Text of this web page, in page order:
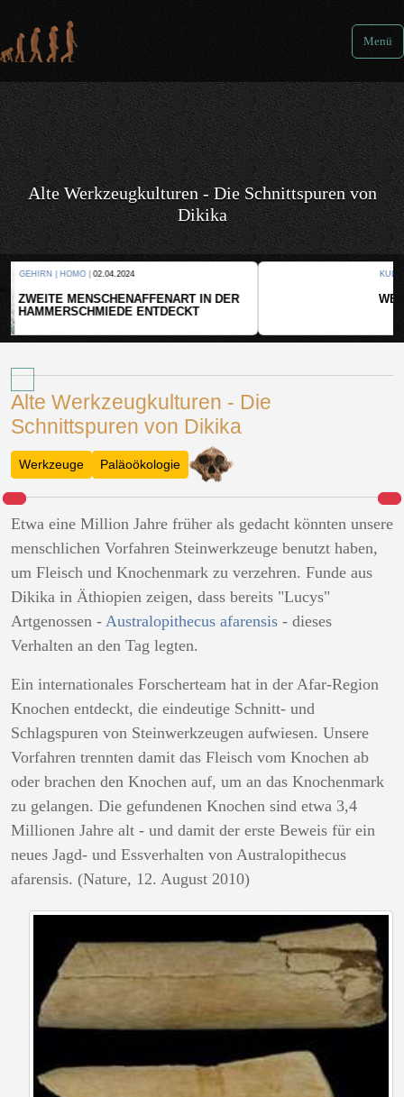
Menü
Alte Werkzeugkulturen - Die Schnittspuren von
Dikika
KULTUR |
WER HAT DEN GRÖSSTEN GRABHÜGEL?
Alte Werkzeugkulturen - Die
Schnittspuren von Dikika
Werkzeuge Paläoökologie
Etwa eine Million Jahre früher als gedacht könnten unsere
menschlichen Vorfahren Steinwerkzeuge benutzt haben,
um Fleisch und Knochenmark zu verzehren. Funde aus
Dikika in Äthiopien zeigen, dass bereits "Lucys"
Artgenossen - Australopithecus afarensis - dieses
Verhalten an den Tag legten.
Ein internationales Forscherteam hat in der Afar-Region
Knochen entdeckt, die eindeutige Schnitt- und
Schlagspuren von Steinwerkzeugen aufwiesen. Unsere
Vorfahren trennten damit das Fleisch vom Knochen ab
oder brachen den Knochen auf, um an das Knochenmark
zu gelangen. Die gefundenen Knochen sind etwa 3,4
Millionen Jahre alt - und damit der erste Beweis für ein
neues Jagd- und Essverhalten von Australopithecus
afarensis. (Nature, 12. August 2010)